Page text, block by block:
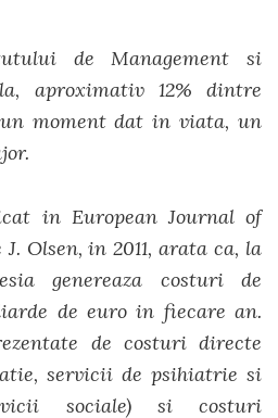
de Management si
aproximativ 12% dintre
moment dat in viata, un
in European Journal of
Olsen, in 2011, arata ca, la
genereaza costuri de
de euro in fiecare an.
de costuri directe
servicii de psihiatrie si
sociale) si costuri